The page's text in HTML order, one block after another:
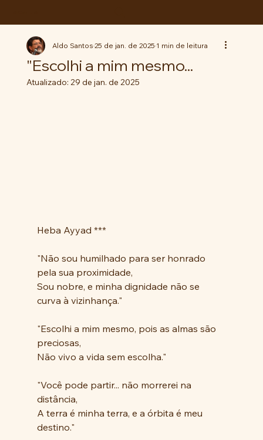
"Escolhi a mim mesmo...
Aldo Santos25 de jan. de 20251 min de leitura
Atualizado: 29 de jan. de 2025
Heba Ayyad ***
"Não sou humilhado para ser honrado
pela sua proximidade,
Sou nobre, e minha dignidade não se
curva à vizinhança."
"Escolhi a mim mesmo, pois as almas são
preciosas,
Não vivo a vida sem escolha."
"Você pode partir... não morrerei na
distância,
A terra é minha terra, e a órbita é meu
destino."